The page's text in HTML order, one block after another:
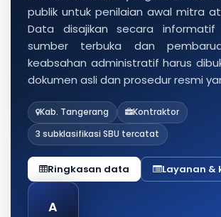
publik untuk penilaian awal mitra
Data disajikan secara informatif
sumber terbuka dan
keabsahan administratif harus
dokumen asli dan prosedur resmi
Kab. Tangerang
Kontraktor
3 subklasifikasi SBU tercatat
Ringkasan data Layanan &
A